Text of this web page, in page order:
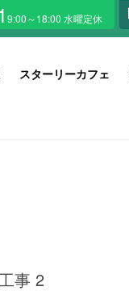
スターリーカフェ
事 2